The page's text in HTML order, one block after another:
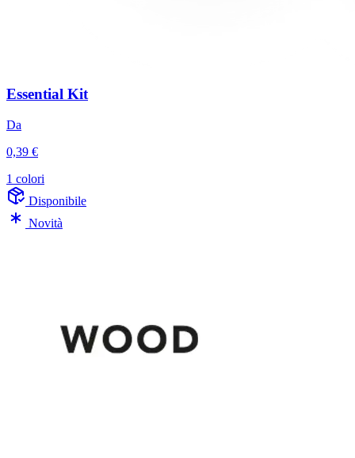
Essential Kit
Da
0,39 €
1 colori
Disponibile
Novità